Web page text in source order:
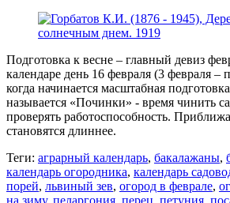
Подготовка к весне – главный девиз
календаре день 16 февраля (3 февраля –
когда начинается масштабная
называется «Починки» - время чинить
проверять работоспособность.
становятся длиннее.
Теги: аграрный календарь, бакалажаны,
календарь огородника, календарь
порей, львиный зев, огород в феврале,